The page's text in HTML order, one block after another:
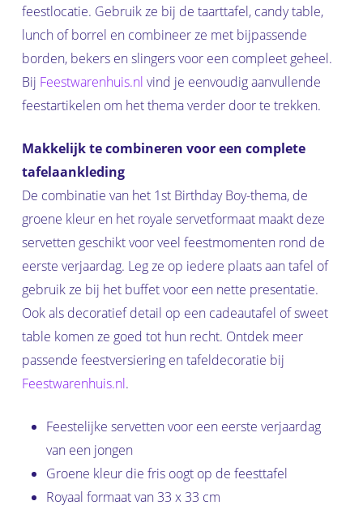
feestlocatie. Gebruik ze bij de taarttafel, candy table,
lunch of borrel en combineer ze met bijpassende
borden, bekers en slingers voor een compleet geheel.
Bij Feestwarenhuis.nl vind je eenvoudig aanvullende
feestartikelen om het thema verder door te trekken.
Makkelijk te combineren voor een complete
tafelaankleding
De combinatie van het 1st Birthday Boy-thema, de
groene kleur en het royale servetformaat maakt deze
servetten geschikt voor veel feestmomenten rond de
eerste verjaardag. Leg ze op iedere plaats aan tafel of
gebruik ze bij het buffet voor een nette presentatie.
Ook als decoratief detail op een cadeautafel of sweet
table komen ze goed tot hun recht. Ontdek meer
passende feestversiering en tafeldecoratie bij
Feestwarenhuis.nl.
Feestelijke servetten voor een eerste verjaardag
van een jongen
Groene kleur die fris oogt op de feesttafel
Royaal formaat van 33 x 33 cm